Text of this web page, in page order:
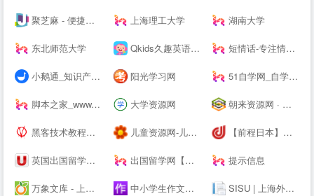
聚芝麻 - 便捷的网址大全站，网址查询就是这么简单！ 上海理工大学 湖南大学
东北师范大学 Qkids久趣英语-少儿英语-全英文授课 短情话-专注情感语录精选
小鹅通_知识产品与用户服务的私域运营工具 阳光学习网 51自学网_自学网_软件自学网-51自学网--
脚本之家_www.jb51.net 大学资源网 朝来资源网 · 免费提供绿色软件、活动线报以及其他网络资源，好货不私藏！
黑客技术教程学习基地 - 吾爱漏洞 儿童资源网-儿童动画片-儿童歌曲-儿童游戏-儿童故事-儿童文学 【前程日本】日本留学_日本读研_14年专注日本优质院校申请
英国出国留学申请签证-中英网www.uker.net_留学网_英国--_英国大学专业排名_英国留学申请_英国签证_英国特价机票_英国同路人 出国留学网【专业的留学--】 提示信息
万象文库 - 上传文档分享的网站 中小学生作文网_中考高考满分作文_初中作文_高中优秀作文大全 SISU | 上海外国语大学